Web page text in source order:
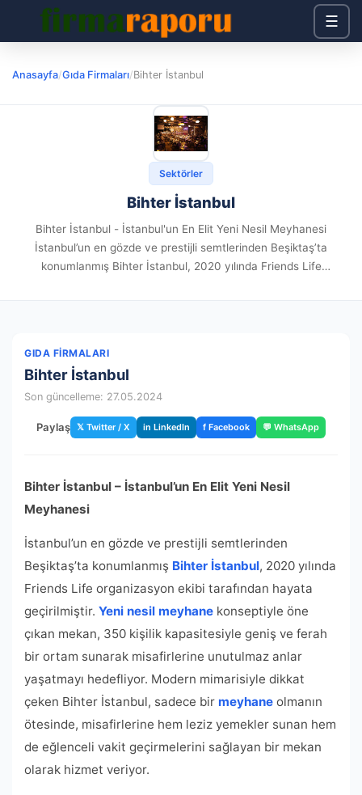
☰
Anasayfa/Gıda Firmaları/Bihter İstanbul
Sektörler
Bihter İstanbul
Bihter İstanbul - İstanbul'un En Elit Yeni Nesil Meyhanesi
İstanbul’un en gözde ve prestijli semtlerinden Beşiktaş’ta
konumlanmış Bihter İstanbul, 2020 yılında Friends Life
GIDA FIRMALARI
Bihter İstanbul
Son güncelleme: 27.05.2024
Paylaş 𝕏 Twitter / X in LinkedIn f Facebook 💬 WhatsApp
Bihter İstanbul – İstanbul’un En Elit Yeni Nesil
Meyhanesi
İstanbul’un en gözde ve prestijli semtlerinden
Beşiktaş’ta konumlanmış Bihter İstanbul, 2020 yılında
Friends Life organizasyon ekibi tarafından hayata
geçirilmiştir. Yeni nesil meyhane konseptiyle öne
çıkan mekan, 350 kişilik kapasitesiyle geniş ve ferah
bir ortam sunarak misafirlerine unutulmaz anlar
yaşatmayı hedefliyor. Modern mimarisiyle dikkat
çeken Bihter İstanbul, sadece bir meyhane olmanın
ötesinde, misafirlerine hem leziz yemekler sunan hem
de eğlenceli vakit geçirmelerini sağlayan bir mekan
olarak hizmet veriyor.